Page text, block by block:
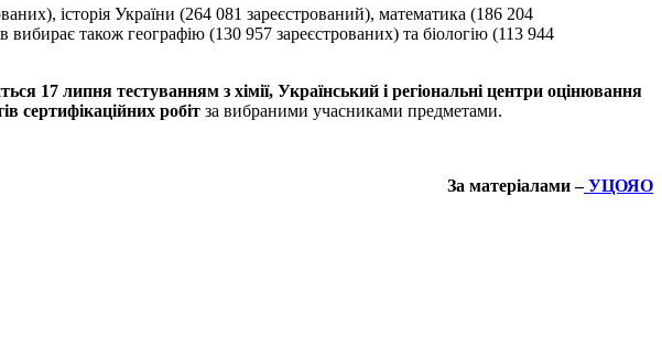
історія України (264 081 зареєстрований), математика (186 204
вибирає також географію (130 957 зареєстрованих) та біологію (113 944
17 липня тестуванням з хімії, Український і регіональні центри оцінювання
сертифікаційних робіт за вибраними учасниками предметами.
За матеріалами –УЦОЯО